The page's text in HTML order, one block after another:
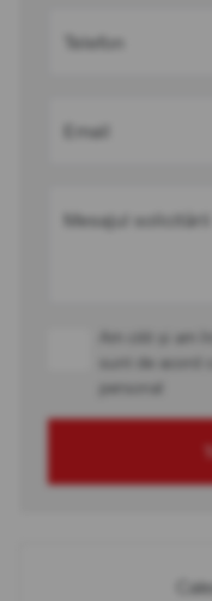
Telefon
Email
Mesajul solicitării
Am citit și am
sunt de acord
personal